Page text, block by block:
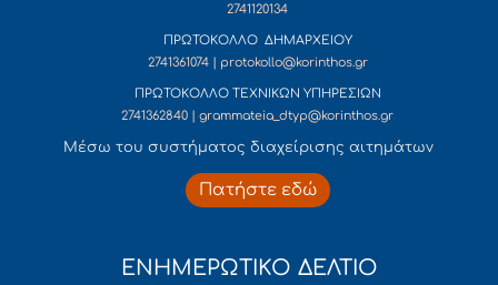
2741120134
ΠΡΩΤΟΚΟΛΛΟ ΔΗΜΑΡΧΕΙΟΥ
2741361074 | protokollo@korinthos.gr
ΠΡΩΤΟΚΟΛΛΟ ΤΕΧΝΙΚΩΝ ΥΠΗΡΕΣΙΩΝ
2741362840 | grammateia_dtyp@korinthos.gr
Mέσω του συστήματος διαχείρισης αιτημάτων
Πατήστε εδώ
ΕΝΗΜΕΡΩΤΙΚΟ ΔΕΛΤΙΟ